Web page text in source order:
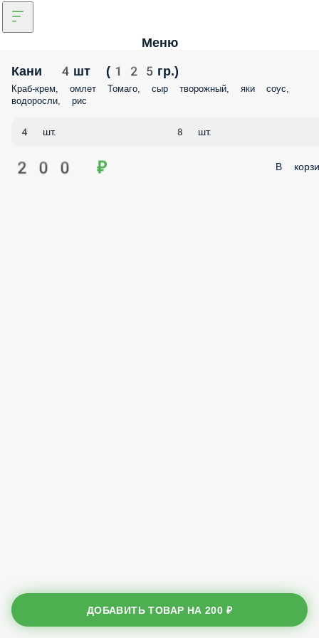
Меню
Кани 4шт (125гр.)
Краб-крем, омлет Томаго, сыр творожный, яки соус,
водоросли, рис
4 шт. 8 шт.
200 ₽ В
ДОБАВИТЬ ТОВАР НА200 ₽